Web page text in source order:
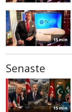
15 min
Senaste
15 min